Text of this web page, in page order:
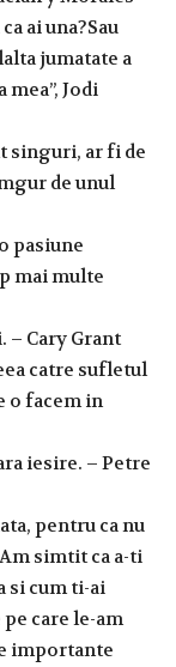
ai una?Sau
jumatate a
Jodi
singuri, ar fi de
de unul
pasiune
mai multe
– Cary Grant
catre sufletul
o facem in
iesire. – Petre
pentru ca nu
simtit ca a-ti
si cum ti-ai
care le-am
importante